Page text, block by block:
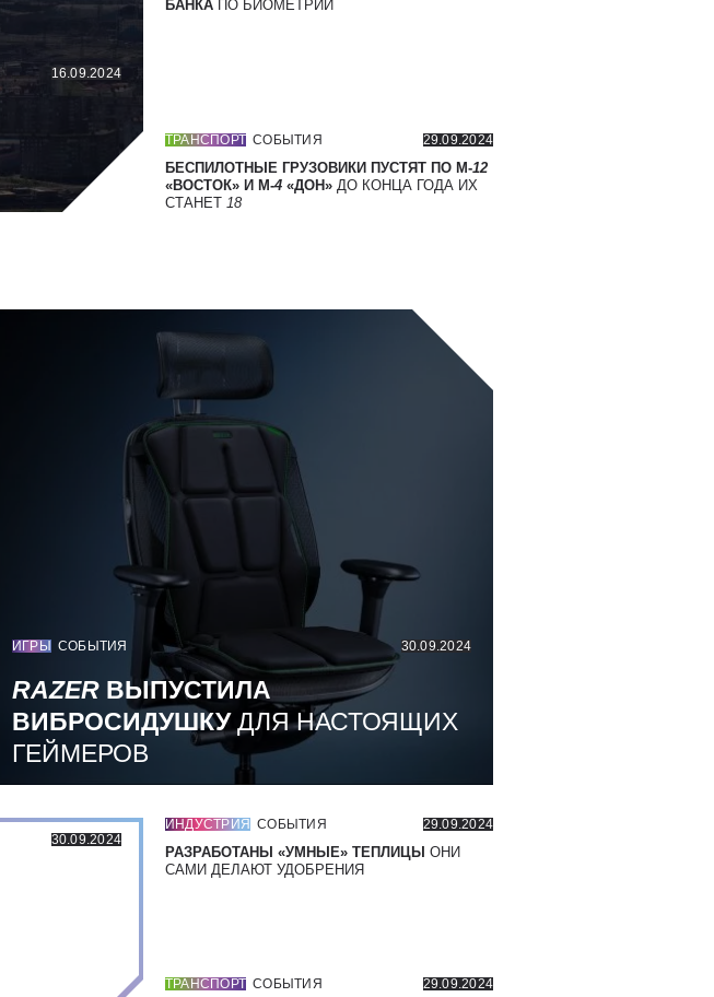
16.09.2024
БАНКА ПО БИОМЕТРИИ
ТРАНСПОРТ СОБЫТИЯ 29.09.2024
БЕСПИЛОТНЫЕ ГРУЗОВИКИ ПУСТЯТ ПО М-12
«ВОСТОК» И М-4 «ДОН» ДО КОНЦА ГОДА ИХ
СТАНЕТ 18
ИГРЫ СОБЫТИЯ 30.09.2024
RAZER ВЫПУСТИЛА
ВИБРОСИДУШКУДЛЯ НАСТОЯЩИХ
ГЕЙМЕРОВ
30.09.2024
ИНДУСТРИЯ СОБЫТИЯ 29.09.2024
РАЗРАБОТАНЫ «УМНЫЕ» ТЕПЛИЦЫ ОНИ
САМИ ДЕЛАЮТ УДОБРЕНИЯ
ТРАНСПОРТ СОБЫТИЯ 29.09.2024